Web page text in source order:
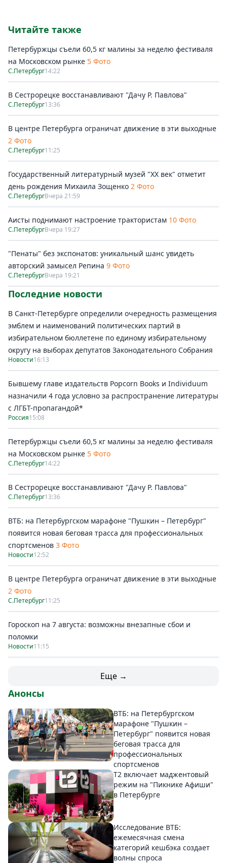
Читайте также
Петербуржцы съели 60,5 кг малины за неделю фестиваля
на Московском рынке 5 Фото
С.Петербург14:22
В Сестрорецке восстанавливают "Дачу Р. Павлова"
С.Петербург13:36
В центре Петербурга ограничат движение в эти выходные
2 Фото
С.Петербург11:25
Государственный литературный музей "ХХ век" отметит
день рождения Михаила Зощенко 2 Фото
С.ПетербургВчера 21:59
Аисты поднимают настроение трактористам 10 Фото
С.ПетербургВчера 19:27
"Пенаты" без экспонатов: уникальный шанс увидеть
авторский замысел Репина 9 Фото
С.ПетербургВчера 19:21
Последние новости
В Санкт-Петербурге определили очередность размещения
эмблем и наименований политических партий в
избирательном бюллетене по единому избирательному
округу на выборах депутатов Законодательного Собрания
Новости16:13
Бывшему главе издательств Popcorn Books и Individuum
назначили 4 года условно за распространение литературы
с ЛГБТ-пропагандой*
Россия15:08
Петербуржцы съели 60,5 кг малины за неделю фестиваля
на Московском рынке 5 Фото
С.Петербург14:22
В Сестрорецке восстанавливают "Дачу Р. Павлова"
С.Петербург13:36
ВТБ: на Петербургском марафоне "Пушкин – Петербург"
появится новая беговая трасса для профессиональных
спортсменов 3 Фото
Новости12:52
В центре Петербурга ограничат движение в эти выходные
2 Фото
С.Петербург11:25
Гороскоп на 7 августа: возможны внезапные сбои и
поломки
Новости11:15
Еще →
Анонсы
ВТБ: на Петербургском
марафоне "Пушкин –
Петербург" появится новая
беговая трасса для
профессиональных
спортсменов
Т2 включает маджентовый
режим на "Пикнике Афиши"
в Петербурге
Исследование ВТБ:
ежемесячная смена
категорий кешбэка создает
волны спроса